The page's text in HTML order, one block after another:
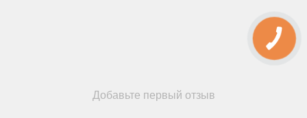
Добавьте первый отзыв